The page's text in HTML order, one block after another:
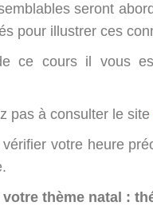
seront
pour illustrer ces
ce cours il vous
pas à consulter le site
votre heure
votre thème natal :